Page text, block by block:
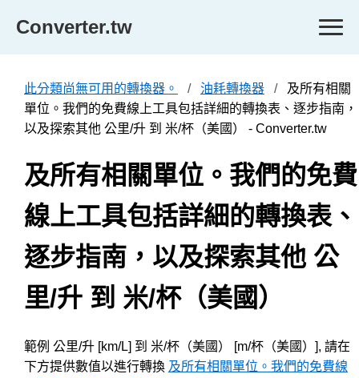
Converter.tw
此分類尚無可用的轉換器。 油耗轉換器
及所有相關
單位。我們的免費線上工具包括詳細的轉換表、逐步指南，
以及探索其他 公里/升 到 米/杯（美國） - Converter.tw
及所有相關單位。我們的免費
線上工具包括詳細的轉換表、
逐步指南，以及探索其他 公
里/升 到 米/杯（美國）
範例 公里/升 [km/L] 到 米/杯（美國） [m/杯（美國）], 請在
下方提供數值以進行轉換 及所有相關單位。我們的免費線